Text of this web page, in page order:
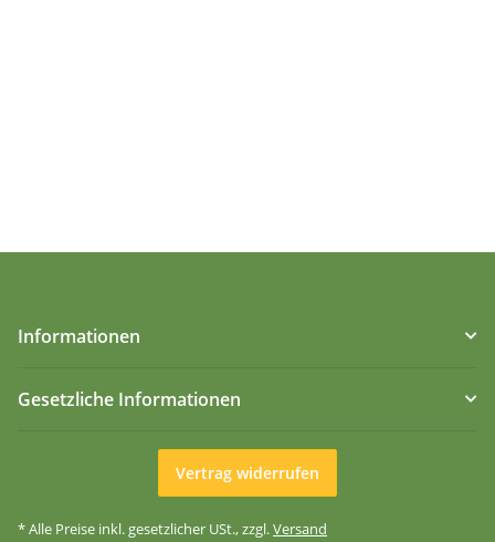
Informationen
Gesetzliche Informationen
Vertrag widerrufen
* Alle Preise inkl. gesetzlicher USt., zzgl.Versand